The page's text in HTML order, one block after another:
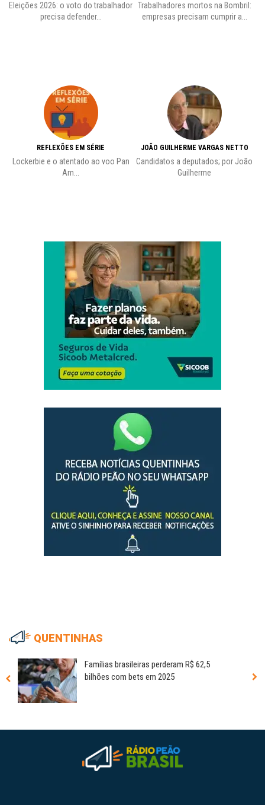
Eleições 2026: o voto do trabalhador
precisa defender...
REFLEXÕES EM SÉRIE
Lockerbie e o atentado ao voo Pan
Am...
Trabalhadores mortos na Bombril:
empresas precisam cumprir a...
JOÃO GUILHERME VARGAS NETTO
Candidatos a deputados; por João
Guilherme
QUENTINHAS
Famílias brasileiras perderam R$ 62,5
bilhões com bets em 2025